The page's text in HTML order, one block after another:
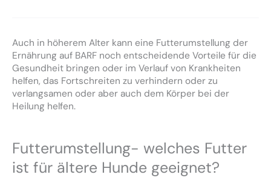
Auch in höherem Alter kann eine Futterumstellung der
Ernährung auf BARF noch entscheidende Vorteile für die
Gesundheit bringen oder im Verlauf von Krankheiten
helfen, das Fortschreiten zu verhindern oder zu
verlangsamen oder aber auch dem Körper bei der
Heilung helfen.
Futterumstellung- welches Futter
ist für ältere Hunde geeignet?